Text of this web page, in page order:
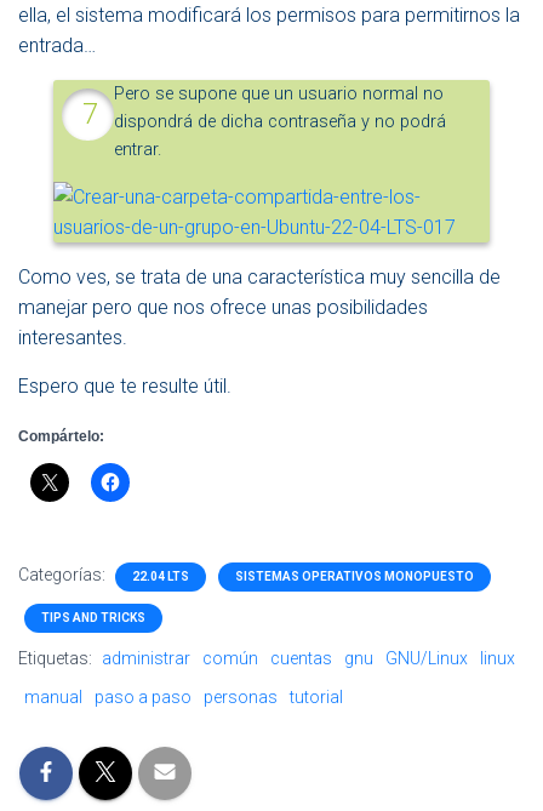
ella, el sistema modificará los permisos para permitirnos la
entrada…
Pero se supone que un usuario normal no
dispondrá de dicha contraseña y no podrá
entrar.
Como ves, se trata de una característica muy sencilla de
manejar pero que nos ofrece unas posibilidades
interesantes.
Espero que te resulte útil.
Compártelo:
Categorías: 22.04 LTS SISTEMAS OPERATIVOS MONOPUESTO
TIPS AND TRICKS
Etiquetas: administrar común cuentas gnu GNU/Linux
linux
manual
paso a paso personas tutorial